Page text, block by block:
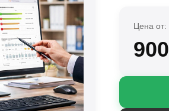
Цена от:
900